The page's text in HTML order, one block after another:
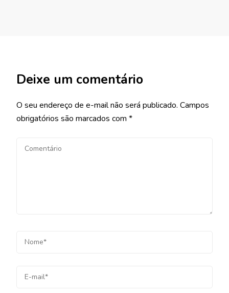
Deixe um comentário
O seu endereço de e-mail não será publicado. Campos
obrigatórios são marcados com *